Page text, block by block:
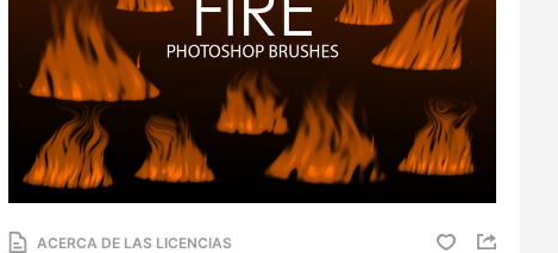
ACERCA DE LAS LICENCIAS